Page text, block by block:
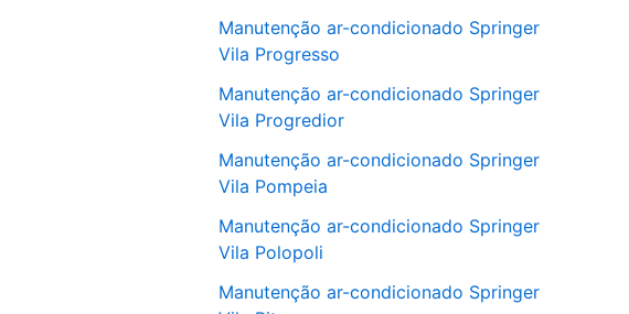
Manutenção ar-condicionado Springer
Vila Progresso
Manutenção ar-condicionado Springer
Vila Progredior
Manutenção ar-condicionado Springer
Vila Pompeia
Manutenção ar-condicionado Springer
Vila Polopoli
Manutenção ar-condicionado Springer